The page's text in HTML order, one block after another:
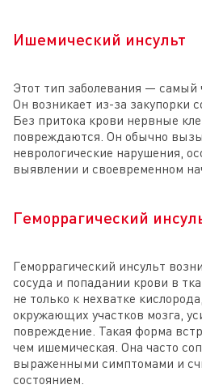
Ишемический инсульт
Этот тип заболевания — самый
Он возникает из-за закупорки
Без притока крови нервные
повреждаются. Он обычно
неврологические нарушения,
выявлении и своевременном
Геморрагический
Геморрагический инсульт
сосуда и попадании крови в
не только к нехватке
окружающих участков мозга,
повреждение. Такая форма
чем ишемическая. Она часто
выраженными симптомами и
состоянием.